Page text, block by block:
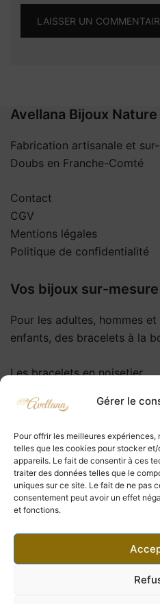
Gérer le
Pour offrir les meilleures
telles que les cookies pour stocker
appareils. Le fait de consentir à ces
traiter des données telles que le
uniques sur ce site. Le fait de ne pas
consentement peut avoir un effet
et fonctions.
Avellana Bijoux Nature
Fabrication artisanale et
Doubs en Franche-Comté
Contact
CGV
Mentions légales
Politique de confidentialité
Vos bijoux sur-mesure
Pour les adultes, hommes
enfants, des bracelets à la
Les bracelets en noisetier
Les bracelets en pierres
Des bijoux à offrir ou
Des bijoux nature,
Chaque bijou est
afin d’obtenir un bijou
Je suis à votre écoute !
Personnalisez vos bijoux !